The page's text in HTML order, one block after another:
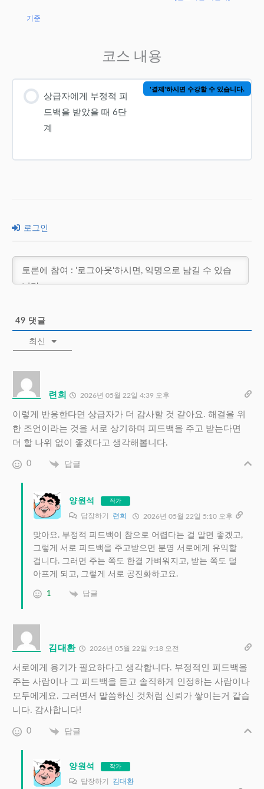
기준
코스 내용
상급자에게 부정적 피
드백을 받았을 때 6단
계
'결제'하시면 수강할 수 있습니다.
로그인
49 댓글
최신
련희 2026년 05월 22일 4:39 오후
이렇게 반응한다면 상급자가 더 감사할 것 같아요. 해결을 위
한 조언이라는 것을 서로 상기하며 피드백을 주고 받는다면
더 할 나위 없이 좋겠다고 생각해봅니다.
0 답글
양원석 작가
답장하기 련희 2026년 05월 22일 5:10 오후
맞아요. 부정적 피드백이 참으로 어렵다는 걸 알면 좋겠고,
그렇게 서로 피드백을 주고받으면 분명 서로에게 유익할
겁니다. 그러면 주는 쪽도 한결 가벼워지고, 받는 쪽도 덜
아프게 되고, 그렇게 서로 공진화하고요.
1 답글
김대환 2026년 05월 22일 9:18 오전
서로에게 용기가 필요하다고 생각합니다. 부정적인 피드백을
주는 사람이나 그 피드백을 듣고 솔직하게 인정하는 사람이나
모두에게요. 그러면서 말씀하신 것처럼 신뢰가 쌓이는거 같습
니다. 감사합니다!
0 답글
양원석 작가
답장하기 김대환